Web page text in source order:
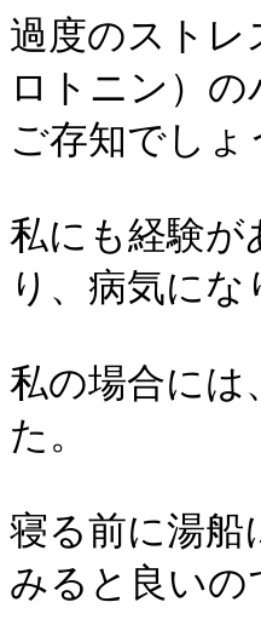
過度のスト
ロトニン）
ご存知でしょ
私にも経験が
り、病気にな
私の場合には
た。
寝る前に湯船
みると良い